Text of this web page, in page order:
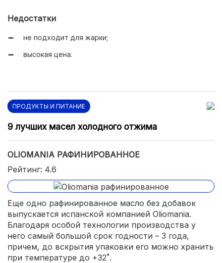
Недостатки
не подходит для жарки;
высокая цена.
ПРОДУКТЫ И ПИТАНИЕ
9 лучших масел холодного отжима
OLIOMANIA РАФИНИРОВАННОЕ
Рейтинг: 4.6
Еще одно рафинированное масло без добавок
выпускается испанской компанией Oliomania.
Благодаря особой технологии производства у
него самый большой срок годности – 3 года,
причем, до вскрытия упаковки его можно хранить
при температуре до +32˚.